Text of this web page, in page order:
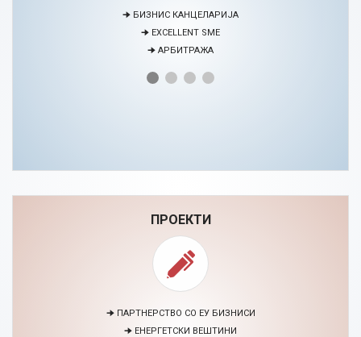
🠊 МЕДИЈАЦИЈА
🠊 ПРОЕКТИ
🠊 ЦЕНТАР ЗА ЕДУКАЦИЈА И РАЗВОЈ НА ЧОВЕЧКИ РЕСУРСИ
ПРОЕКТИ
🠊 ПАРТНЕРСТВО СО ЕУ БИЗНИСИ
🠊 ЕНЕРГЕТСКИ ВЕШТИНИ